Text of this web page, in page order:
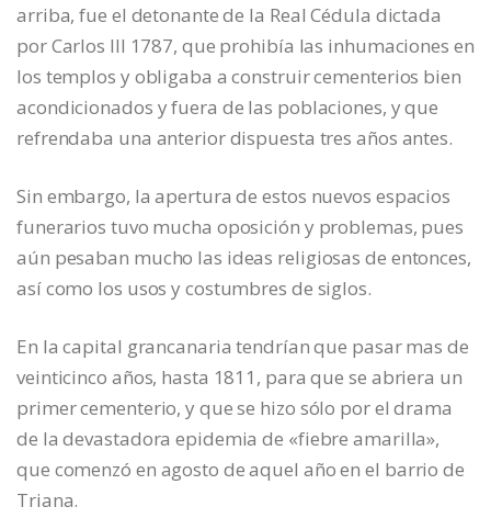
arriba, fue el detonante de la Real Cédula dictada
por Carlos III 1787, que prohibía las inhumaciones en
los templos y obligaba a construir cementerios bien
acondicionados y fuera de las poblaciones, y que
refrendaba una anterior dispuesta tres años antes.
Sin embargo, la apertura de estos nuevos espacios
funerarios tuvo mucha oposición y problemas, pues
aún pesaban mucho las ideas religiosas de entonces,
así como los usos y costumbres de siglos.
En la capital grancanaria tendrían que pasar mas de
veinticinco años, hasta 1811, para que se abriera un
primer cementerio, y que se hizo sólo por el drama
de la devastadora epidemia de «fiebre amarilla»,
que comenzó en agosto de aquel año en el barrio de
Triana.